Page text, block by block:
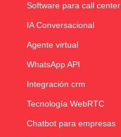
Software para call center
IA Conversacional
Agente virtual
WhatsApp API
Integración crm
Tecnología WebRTC
Chatbot para empresas